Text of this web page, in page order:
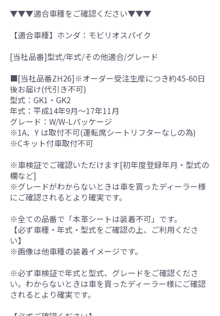
▼▼▼適合車種をご確認ください▼▼▼
【適合車種】ホンダ：モビリオスパイク
[当社品番]型式/年式/その他適合/グレード
■[当社品番ZH26]※オーダー受注生産につき約45-60日
後お届け(代引き不可)
型式：GK1・GK2
年式：平成14年9月～17年11月
グレード：W/W-Lパッケージ
※1A、Y は取付不可(運転席シートリフターなしの為)
※Cキット付車取付不可
※車検証でご確認いただけます[初年度登録年月・型式の
欄など]
※グレードがわからないときは車を買ったディーラー様
にご確認されるとより確実です。
※全ての品番で「本革シートは装着不可」です。
【必ず車種・年式・型式をご確認の上、ご利用くださ
い】
※画像は他車種の装着イメージです。
※必ず車検証で年式と型式、グレードをご確認くださ
い。わからないときは車を買ったディーラー様にご確認
されるとより確実です。